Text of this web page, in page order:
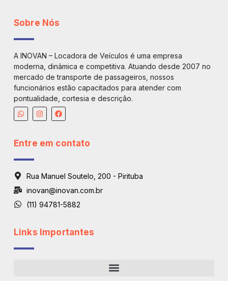
Sobre Nós
A INOVAN – Locadora de Veículos é uma empresa
moderna, dinâmica e competitiva. Atuando desde 2007 no
mercado de transporte de passageiros, nossos
funcionários estão capacitados para atender com
pontualidade, cortesia e descrição.
Entre em contato
Rua Manuel Soutelo, 200 - Pirituba
inovan@inovan.com.br
(11) 94781-5882
Links Importantes